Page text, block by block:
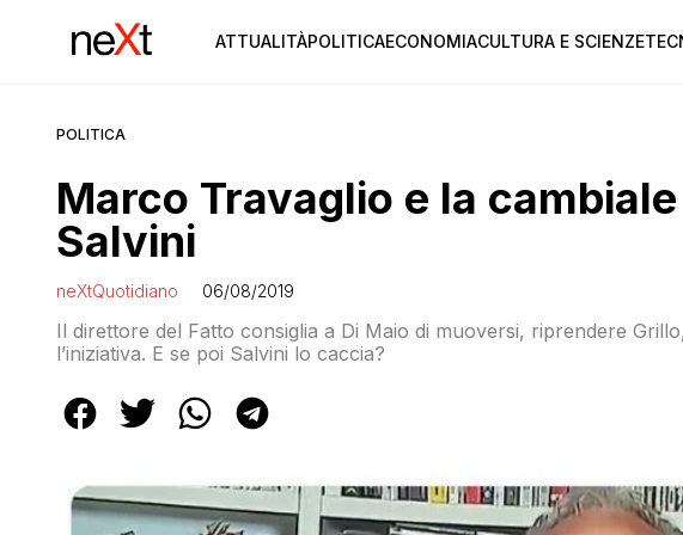
ATTUALITÀPOLITICAECONOMIACULTURA E SCIENZE
POLITICA
Marco Travaglio e la
Salvini
neXtQuotidiano 06/08/2019
Il direttore del Fatto consiglia a Di Maio di muoversi, riprendere
l’iniziativa. E se poi Salvini lo caccia?